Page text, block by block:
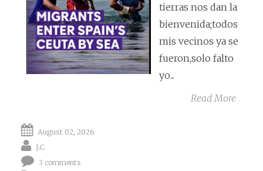
tierras nos dan la
bienvenida;todos
mis vecinos ya se
fueron,solo falto
yo...
Read More
August 02, 2026
J.C.
3 comments